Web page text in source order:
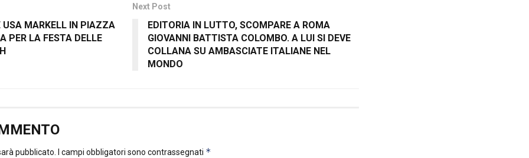
USA MARKELL IN PIAZZA
PER LA FESTA DELLE
Next Post
EDITORIA IN LUTTO, SCOMPARE A ROMA
GIOVANNI BATTISTA COLOMBO. A LUI SI DEVE
COLLANA SU AMBASCIATE ITALIANE NEL
MONDO
pubblicato. I campi obbligatori sono contrassegnati *